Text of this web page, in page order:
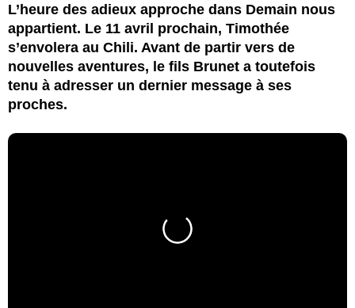
L’heure des adieux approche dans Demain nous
appartient. Le 11 avril prochain, Timothée
s’envolera au Chili. Avant de partir vers de
nouvelles aventures, le fils Brunet a toutefois
tenu à adresser un dernier message à ses
proches.